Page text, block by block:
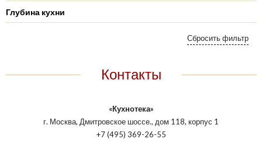
Глубина кухни
Контакты
«Кухнотека»
г. Москва, Дмитровское шоссе., дом 118, корпус 1
+7 (495) 369-26-55